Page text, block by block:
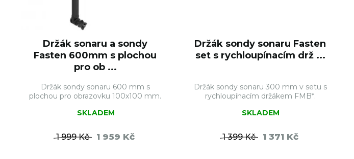
Držák sonaru a sondy
Fasten 600mm s plochou
pro ob ...
Držák sondy sonaru 600 mm s
plochou pro obrazovku 100x100 mm.
SKLADEM
1 999 Kč 1 959 Kč
Držák sondy sonaru Fasten
set s rychloupínacím drž ...
Držák sondy sonaru 300 mm v setu s
rychloupínacím držákem FMB*.
SKLADEM
1 399 Kč 1 371 Kč